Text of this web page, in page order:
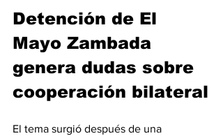
Detención de El
Mayo Zambada
genera dudas sobre
cooperación bilateral
El tema surgió después de una